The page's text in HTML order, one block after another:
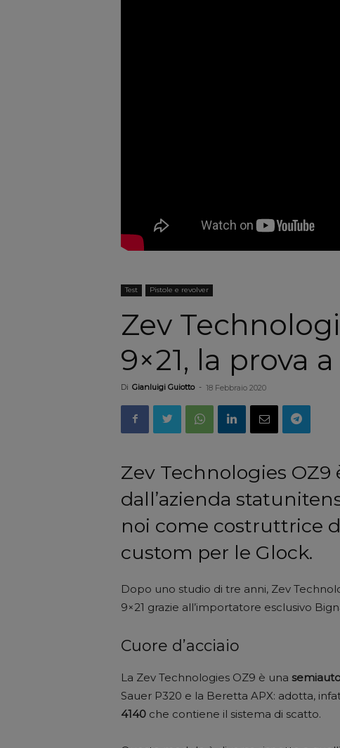
Test Pistole e revolver
Zev
9×21, la prova
Di Gianluigi Guiotto - 18 Febbraio 2020
Zev Technologies
dall’azienda
noi come costruttrice
custom per le Glock.
Dopo uno studio di tre anni, Zev
9×21 grazie all’importatore esclusivo
Cuore d’acciaio
La Zev Technologies OZ9 è una
Sauer P320 e la Beretta APX: adotta,
4140 che contiene il sistema di scatto.